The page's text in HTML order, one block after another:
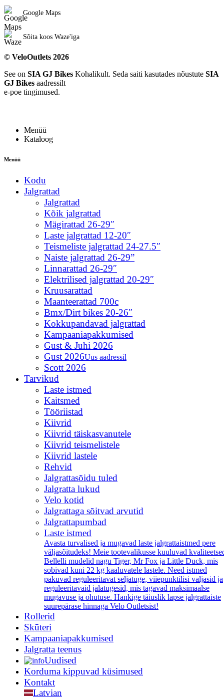
Google Maps
Sõita koos Waze'iga
© VeloOutlets 2026
See on SIA GJ Bikes Kohalikult. Seda saiti kasutades nõustute SIA
GJ Bikes aadressilt
e-poe tingimused.
Menüü
Kataloog
Menüü
Kodu
Jalgrattad
Jalgrattad
Kõik jalgrattad
Mägirattad 26-29″
Laste jalgrattad 12-20″
Teismeliste jalgrattad 24-27.5″
Naiste jalgrattad 26-29”
Linnarattad 26-29″
Elektrilised jalgrattad 20-29″
Kruusarattad
Maanteerattad 700c
Bmx/Dirt bikes 20-26″
Kokkupandavad jalgrattad
Kampaaniapakkumised
Gust & Juhi 2026
Gust 2026Uus aadressil
Scott 2026
Tarvikud
Laste istmed
Kaitsmed
Tööriistad
Kiivrid
Kiivrid täiskasvanutele
Kiivrid teismelistele
Kiivrid lastele
Rehvid
Jalgrattasõidu tuled
Jalgratta lukud
Velo kotid
Jalgrattaga sõitvad arvutid
Jalgrattapumbad
Laste istmed
Avasta turvalised ja mugavad laste jalgrattaistmed pere
väljasõitudeks! Meie tootevalikusse kuuluvad
Bellelli mudelid nagu Tiger, Mr Fox ja Little Duck, mis
sobivad kuni 22 kg kaaluvatele lastele. Need istmed
pakuvad reguleeritavat seljatuge, viiepunktilisi valjasid ja
reguleeritavaid jalatugesid, mis tagavad maksimaalse
mugavuse ja ohutuse. Hankige täiuslik lapse jalgrattaiste
suurepärase hinnaga Velo Outletsist!
Rollerid
Skūteri
Kampaaniapakkumised
Jalgratta teenus
Uudised
Korduma kippuvad küsimused
Kontakt
Latvian